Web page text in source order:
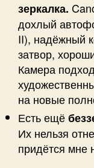
зеркалка.
дохлый
II), надёжный
затвор,
Камера
на новые
Есть ещё
Их нельзя
придётся мне